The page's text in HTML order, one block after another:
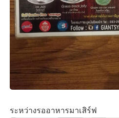
ระหว่างรออาหารมาเสิร์ฟ